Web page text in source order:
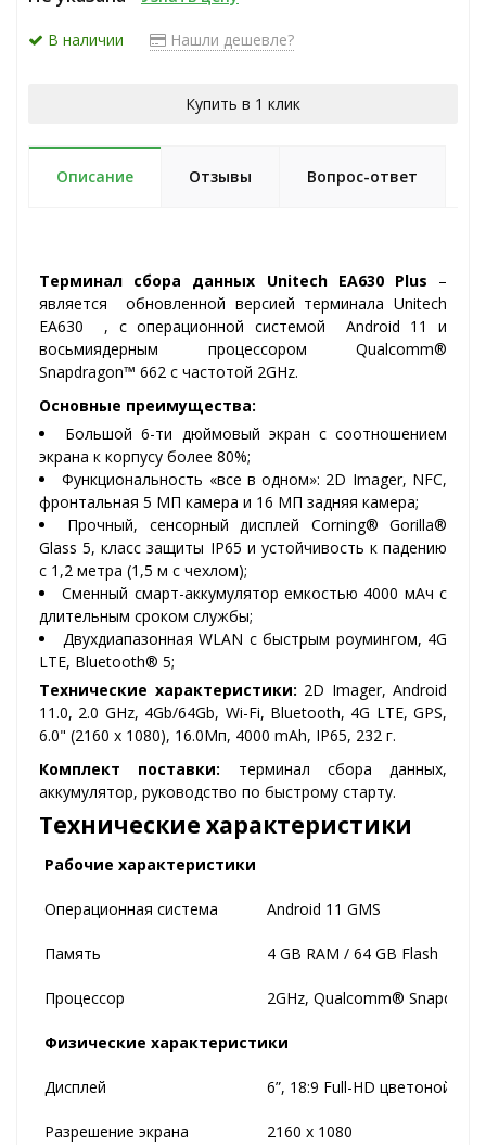
В наличии Нашли дешевле?
Купить в 1 клик
Описание Отзывы Вопрос-ответ
Терминал сбора данных Unitech EA630 Plus –
является обновленной версией терминала Unitech
EA630 , с операционной системой Android 11 и
восьмиядерным процессором Qualcomm®
Snapdragon™ 662 с частотой 2GHz.
Основные преимущества:
Большой 6-ти дюймовый экран с соотношением
экрана к корпусу более 80%;
Функциональность «все в одном»: 2D Imager, NFC,
фронтальная 5 МП камера и 16 МП задняя камера;
Прочный, сенсорный дисплей Corning® Gorilla®
Glass 5, класс защиты IP65 и устойчивость к падению
с 1,2 метра (1,5 м с чехлом);
Сменный смарт-аккумулятор емкостью 4000 мАч с
длительным сроком службы;
Двухдиапазонная WLAN с быстрым роумингом, 4G
LTE, Bluetooth® 5;
Технические характеристики: 2D Imager, Android
11.0, 2.0 GHz, 4Gb/64Gb, Wi-Fi, Bluetooth, 4G LTE, GPS,
6.0" (2160 x 1080), 16.0Мп, 4000 mAh, IP65, 232 г.
Комплект поставки: терминал сбора данных,
аккумулятор, руководство по быстрому старту.
Технические характеристики
Рабочие характеристики
Операционная система Android 11 GMS
Память 4 GB RAM / 64 GB Flash
Процессор 2GHz, Qualcomm®
Физические характеристики
Дисплей 6”, 18:9 Full-HD цветоной
Разрешение экрана 2160 x 1080